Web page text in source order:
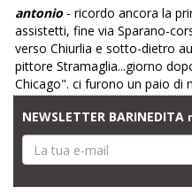
antonio- ricordo ancora la
assistetti, fine via Sparano-
verso Chiurlia e sotto-dietro
pittore Stramaglia...giorno
Chicago". ci furono un paio di
NEWSLETTER BARINEDITA